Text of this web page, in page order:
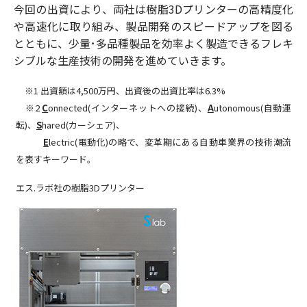
今回の出資により、両社は樹脂3Dプリンターの高精度化
や高速化に取り組み、製品開発のスピードアップを図る
とともに、少量･多品種製品を効率よく製造できるフレキ
シブルな生産技術の開発を進めていきます。
※1 出資額は4,500万円、出資後の出資比率は6.3%
※2 Connected(インターネットへの接続)、 Autonomous(自動運
転)、 Shared(カーシェア)、
Electric(電動化)の略で、 変革期にある自動車業界の技術潮流
を表すキーワード。
エス.ラボ社の樹脂3Dプリンター